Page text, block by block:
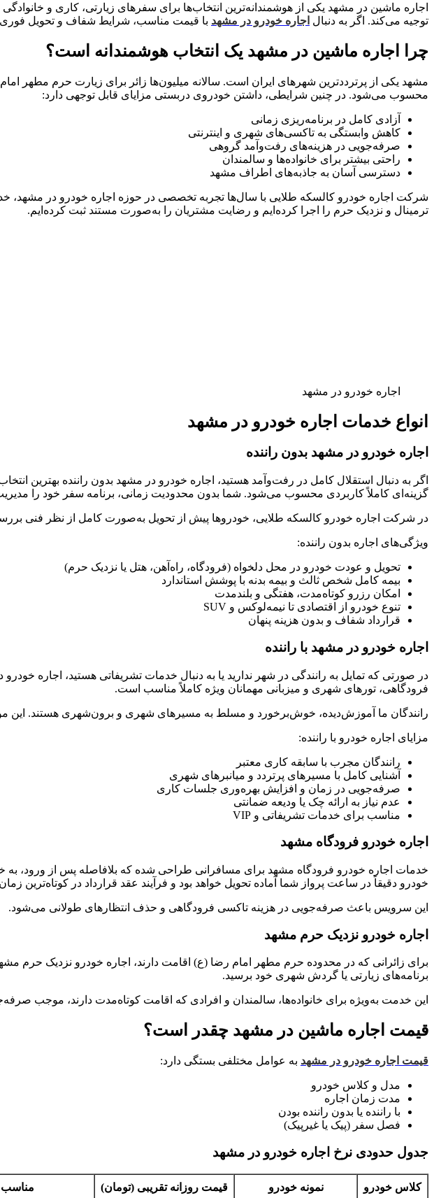
اجاره ماشین در مشهد یکی از هوشمندانه‌ترین انتخاب‌ها برای سفرهای زیارتی، کاری و
توجیه می‌کند. اگر به دنبال اجاره خودرو در مشهد با قیمت مناسب، شرایط شفاف و تحویل فوری
چرا اجاره ماشین در مشهد یک انتخاب هوشمندانه است؟
مشهد یکی از پرترددترین شهرهای ایران است. سالانه میلیون‌ها زائر برای زیارت حرم
محسوب می‌شود. در چنین شرایطی، داشتن خودروی دربستی مزایای قابل توجهی دارد:
آزادی کامل در برنامه‌ریزی زمانی
کاهش وابستگی به تاکسی‌های شهری و اینترنتی
صرفه‌جویی در هزینه‌های رفت‌وآمد گروهی
راحتی بیشتر برای خانواده‌ها و سالمندان
دسترسی آسان به جاذبه‌های اطراف مشهد
شرکت اجاره خودرو کالسکه طلایی با سال‌ها تجربه تخصصی در حوزه اجاره خودرو در مشهد،
ترمینال و نزدیک حرم را اجرا کرده‌ایم و رضایت مشتریان را به‌صورت مستند ثبت کرده‌ایم.
اجاره خودرو در مشهد
انواع خدمات اجاره خودرو در مشهد
اجاره خودرو در مشهد بدون راننده
اگر به دنبال استقلال کامل در رفت‌وآمد هستید، اجاره خودرو در مشهد بدون راننده
گزینه‌ای کاملاً کاربردی محسوب می‌شود. شما بدون محدودیت زمانی، برنامه سفر خود را
در شرکت اجاره خودرو کالسکه طلایی، خودروها پیش از تحویل به‌صورت کامل از نظر فنی
ویژگی‌های اجاره بدون راننده:
تحویل و عودت خودرو در محل دلخواه (فرودگاه، راه‌آهن، هتل یا نزدیک حرم)
بیمه کامل شخص ثالث و بیمه بدنه با پوشش استاندارد
امکان رزرو کوتاه‌مدت، هفتگی و بلندمدت
تنوع خودرو از اقتصادی تا نیمه‌لوکس و SUV
قرارداد شفاف و بدون هزینه پنهان
اجاره خودرو در مشهد با راننده
در صورتی که تمایل به رانندگی در شهر ندارید یا به دنبال خدمات تشریفاتی هستید، اجاره
فرودگاهی، تورهای شهری و میزبانی مهمانان ویژه کاملاً مناسب است.
رانندگان ما آموزش‌دیده، خوش‌برخورد و مسلط به مسیرهای شهری و برون‌شهری هستند.
مزایای اجاره خودرو با راننده:
رانندگان مجرب با سابقه کاری معتبر
آشنایی کامل با مسیرهای پرتردد و میانبرهای شهری
صرفه‌جویی در زمان و افزایش بهره‌وری جلسات کاری
عدم نیاز به ارائه چک یا ودیعه ضمانتی
مناسب برای خدمات تشریفاتی و VIP
اجاره خودرو فرودگاه مشهد
خودرو دقیقاً در ساعت پرواز شما آماده تحویل خواهد بود و فرآیند عقد قرارداد در کوتاه‌ترین
این سرویس باعث صرفه‌جویی در هزینه تاکسی فرودگاهی و حذف انتظارهای طولانی می‌شود.
اجاره خودرو نزدیک حرم مشهد
برای زائرانی که در محدوده حرم مطهر امام رضا (ع) اقامت دارند، اجاره خودرو نزدیک
برنامه‌های زیارتی یا گردش شهری خود برسید.
این خدمت به‌ویژه برای خانواده‌ها، سالمندان و افرادی که اقامت کوتاه‌مدت دارند، موجب
قیمت اجاره ماشین در مشهد چقدر است؟
قیمت اجاره خودرو در مشهد به عوامل مختلفی بستگی دارد:
مدل و کلاس خودرو
مدت زمان اجاره
با راننده یا بدون راننده بودن
فصل سفر (پیک یا غیرپیک)
جدول حدودی نرخ اجاره خودرو در مشهد
کلاس خودرو نمونه خودرو قیمت روزانه تقریبی (تومان) مناسب